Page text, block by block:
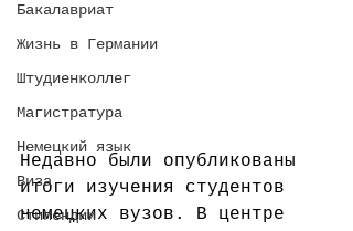
Бакалавриат
Жизнь в Германии
Штудиенколлег
Магистратура
Немецкий язык
Виза
Стипендии
Недавно были опубликованы
итоги изучения студентов
немецких вузов. В центре